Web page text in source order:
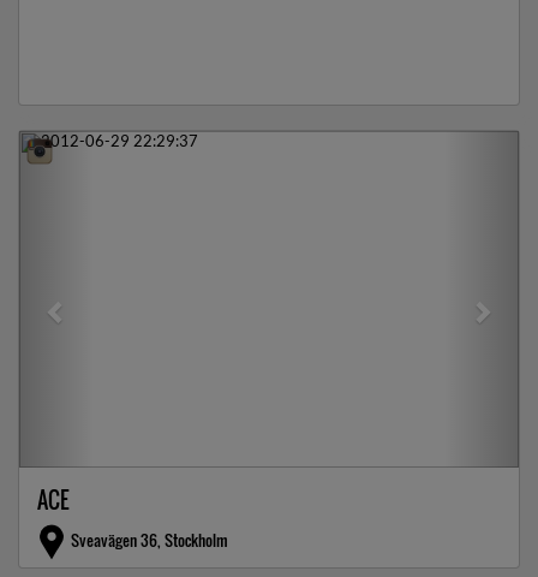
Previous
ACE
Sveavägen 36, Stockholm